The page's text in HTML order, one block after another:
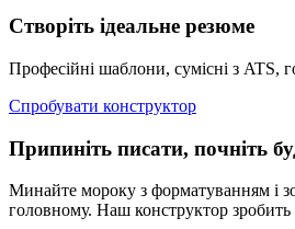
Створіть ідеальне резюме
Професійні шаблони, сумісні з ATS,
Спробувати конструктор
Припиніть писати, почніть
Минайте мороку з форматуванням і
головному. Наш конструктор зробить